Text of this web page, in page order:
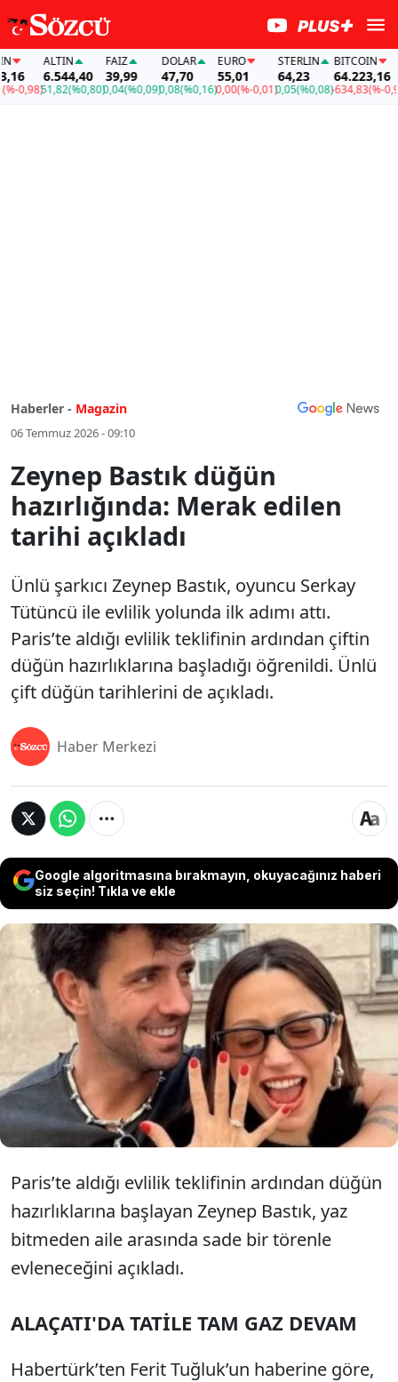
ALTIN
6.544,40
51,82(%0,80)
FAİZ
39,99
0,04(%0,09)
DOLAR
47,70
0,08(%0,16)
EURO
55,01
0,00(%-0,01)
STERLIN
64,23
0,05(%0,08)
BITCOIN
64.223,16
-634,83(%-0,98)
Haberler - Magazin
06 Temmuz 2026 - 09:10
Zeynep Bastık düğün
hazırlığında: Merak edilen
tarihi açıkladı
Ünlü şarkıcı Zeynep Bastık, oyuncu Serkay
Tütüncü ile evlilik yolunda ilk adımı attı.
Paris’te aldığı evlilik teklifinin ardından çiftin
düğün hazırlıklarına başladığı öğrenildi. Ünlü
çift düğün tarihlerini de açıkladı.
Haber Merkezi
Google algoritmasına bırakmayın, okuyacağınız haberi
siz seçin! Tıkla ve ekle
Ünlü şarkıcı Zeynep Bastık, oyuncu Serkay
Tütüncü ile evlilik yolunda ilk adımı attı.
Paris’te aldığı evlilik teklifinin ardından çiftin
düğün hazırlıklarına başladığı öğrenildi. Ünlü
çift düğün tarihlerini de açıkladı.
Paris’te aldığı evlilik teklifinin ardından düğün
hazırlıklarına başlayan Zeynep Bastık, yaz
bitmeden aile arasında sade bir törenle
evleneceğini açıkladı.
ALAÇATI'DA TATİLE TAM GAZ DEVAM
Habertürk’ten Ferit Tuğluk’un haberine göre,